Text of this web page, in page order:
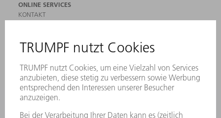
ONLINE SERVICES
KONTAKT
VERANSTALTUNGEN UND TERMINE
NEWSLETTER-ANMELDUNG
MYTRUMPF
SICHERHEITSDATENBLÄTTER
PRODUKTE
MASCHINEN & SYSTEME
LEISTUNGSELEKTRONIK